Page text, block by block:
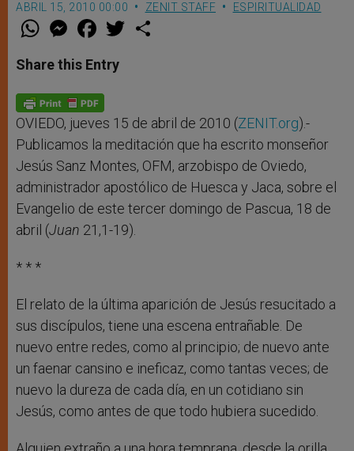
ABRIL 15, 2010 00:00 ZENIT STAFF ESPIRITUALIDAD
W
t
s
p
p
M
e
s
e
g
e
r
F
a
e
b
o
k
w
Share this Entry
OVIEDO, jueves 15 de abril de 2010 (ZENIT.org).-
Publicamos la meditación que ha escrito monseñor
Jesús Sanz Montes, OFM, arzobispo de Oviedo,
administrador apostólico de Huesca y Jaca, sobre el
Evangelio de este tercer domingo de Pascua, 18 de
abril (Juan 21,1-19).
* * *
El relato de la última aparición de Jesús resucitado a
sus discípulos, tiene una escena entrañable. De
nuevo entre redes, como al principio; de nuevo ante
un faenar cansino e ineficaz, como tantas veces; de
nuevo la dureza de cada día, en un cotidiano sin
Jesús, como antes de que todo hubiera sucedido.